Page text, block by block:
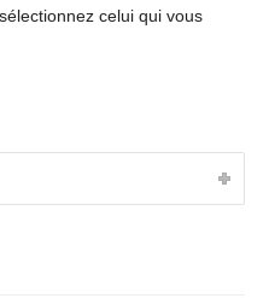
celui qui vous